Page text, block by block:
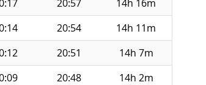
20:57
14h 16m
20:54
14h 11m
20:51
14h 7m
20:48
14h 2m